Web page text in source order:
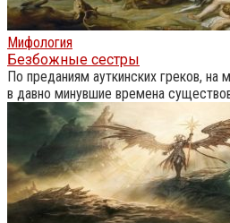
Мифология
Безбожные сестры
По преданиям ауткинских греков,
в давно минувшие времена